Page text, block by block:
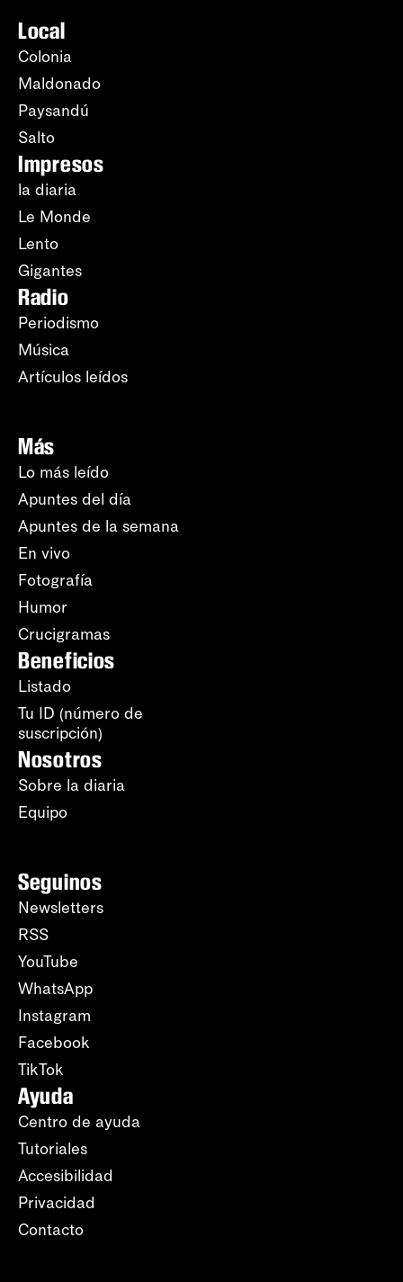
Local
Colonia
Maldonado
Paysandú
Salto
Impresos
la diaria
Le Monde
Lento
Gigantes
Radio
Periodismo
Música
Artículos leídos
Más
Lo más leído
Apuntes del día
Apuntes de la semana
En vivo
Fotografía
Humor
Crucigramas
Beneficios
Listado
Tu ID (número de
suscripción)
Nosotros
Sobre la diaria
Equipo
Seguinos
Newsletters
RSS
YouTube
WhatsApp
Instagram
Facebook
TikTok
Ayuda
Centro de ayuda
Tutoriales
Accesibilidad
Privacidad
Contacto